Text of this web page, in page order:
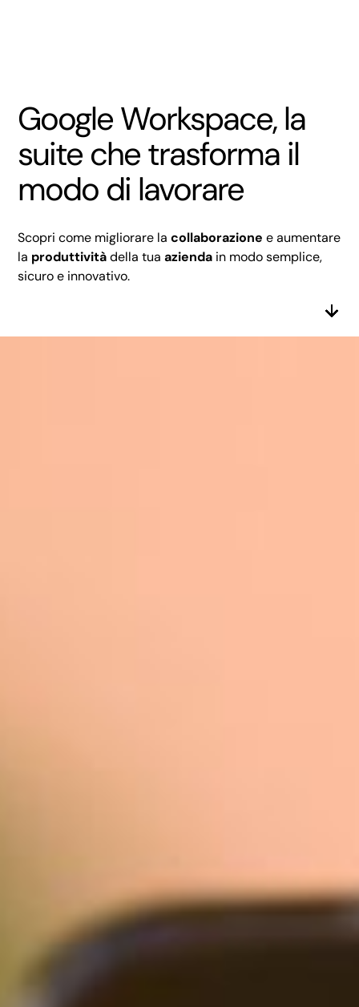
Google Workspace, la
suite che trasforma il
modo di lavorare
Scopri come migliorare lacollaborazione e aumentare
la produttivitàdella tuaazienda in modo semplice,
sicuro e innovativo.